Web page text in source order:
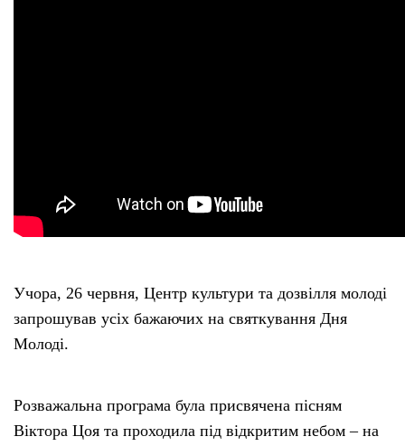
Учора, 26 червня, Центр культури та дозвілля молоді
запрошував усіх бажаючих на святкування Дня
Молоді.
Розважальна програма була присвячена пісням
Віктора Цоя та проходила під відкритим небом – на